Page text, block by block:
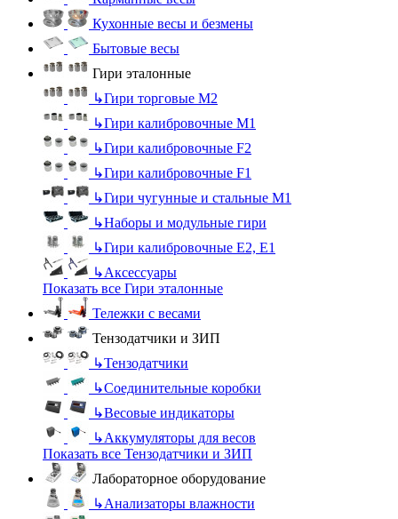
Кухонные весы и безмены
Бытовые весы
Гири эталонные
↳Гири торговые М2
↳Гири калибровочные М1
↳Гири калибровочные F2
↳Гири калибровочные F1
↳Гири чугунные и стальные М1
↳Наборы и модульные гири
↳Гири калибровочные E2, Е1
↳Аксессуары
Показать все Гири эталонные
Тележки с весами
Тензодатчики и ЗИП
↳Тензодатчики
↳Соединительные коробки
↳Весовые индикаторы
↳Аккумуляторы для весов
Показать все Тензодатчики и ЗИП
Лабораторное оборудование
↳Анализаторы влажности